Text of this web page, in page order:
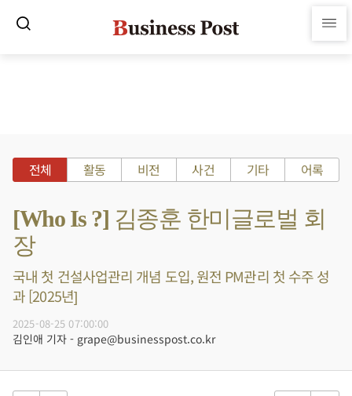
전체 활동 비전 사건 기타 어록
[Who Is ?] 김종훈 한미글로벌 회
장
국내 첫 건설사업관리 개념 도입, 원전 PM관리 첫 수주 성
과 [2025년]
2025-08-25 07:00:00
김인애 기자 - grape@businesspost.co.kr